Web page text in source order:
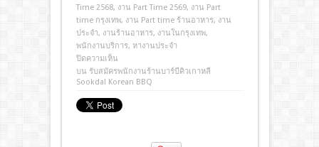
Time 2568, งาน Part Time 2569, งาน Part
time กรุงเทพ, งาน Part time ร้านอาหาร, งาน
ประจํา, งานร้านอาหาร, งานในกรุงเทพ,
พนักงานบริการ, หางานประจำ
ปิดความเห็น
บน รับสมัครพนักงานร้านบาร์บีคิวเกาหลี
Sookdal Korean BBQ